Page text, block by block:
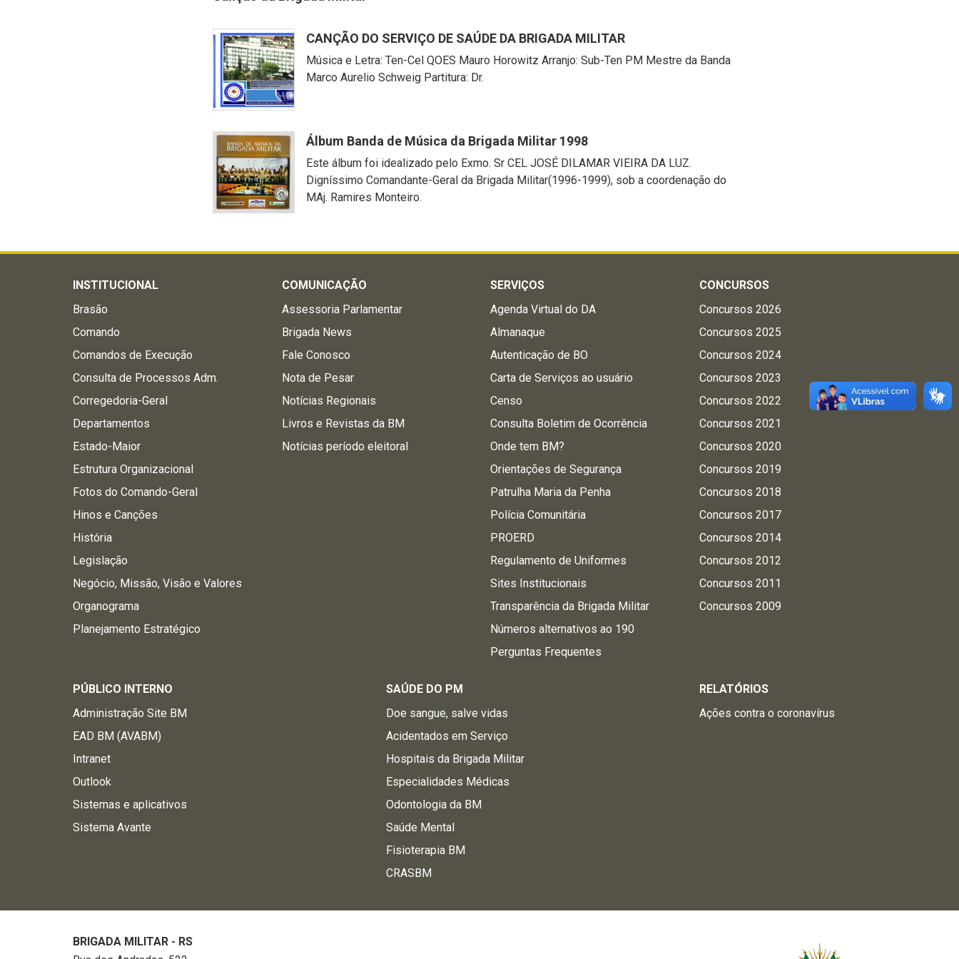
CANÇÃO DO SERVIÇO DE SAÚDE DA BRIGADA MILITAR
Música e Letra: Ten-Cel QOES Mauro Horowitz Arranjo: Sub-Ten PM Mestre da Banda
Marco Aurelio Schweig Partitura: Dr.
Álbum Banda de Música da Brigada Militar 1998
Este álbum foi idealizado pelo Exmo. Sr CEL JOSÉ DILAMAR VIEIRA DA LUZ.
Digníssimo Comandante-Geral da Brigada Militar(1996-1999), sob a coordenação do
MAj. Ramires Monteiro.
INSTITUCIONAL
Brasão
Comando
Comandos de Execução
Consulta de Processos Adm.
Corregedoria-Geral
Departamentos
Estado-Maior
Estrutura Organizacional
Fotos do Comando-Geral
Hinos e Canções
História
Legislação
Negócio, Missão, Visão e Valores
Organograma
Planejamento Estratégico
COMUNICAÇÃO
Assessoria Parlamentar
Brigada News
Fale Conosco
Nota de Pesar
Notícias Regionais
Livros e Revistas da BM
Notícias período eleitoral
SERVIÇOS
Agenda Virtual do DA
Almanaque
Autenticação de BO
Carta de Serviços ao usuário
Censo
Consulta Boletim de Ocorrência
Onde tem BM?
Orientações de Segurança
Patrulha Maria da Penha
Polícia Comunitária
PROERD
Regulamento de Uniformes
Sites Institucionais
Transparência da Brigada Militar
Números alternativos ao 190
Perguntas Frequentes
CONCURSOS
Concursos 2026
Concursos 2025
Concursos 2024
Concursos 2023
Concursos 2022
Concursos 2021
Concursos 2020
Concursos 2019
Concursos 2018
Concursos 2017
Concursos 2014
Concursos 2012
Concursos 2011
Concursos 2009
PÚBLICO INTERNO
Administração Site BM
EAD BM (AVABM)
Intranet
Outlook
Sistemas e aplicativos
Sistema Avante
SAÚDE DO PM
Doe sangue, salve vidas
Acidentados em Serviço
Hospitais da Brigada Militar
Especialidades Médicas
Odontologia da BM
Saúde Mental
Fisioterapia BM
CRASBM
RELATÓRIOS
Ações contra o coronavírus
BRIGADA MILITAR - RS